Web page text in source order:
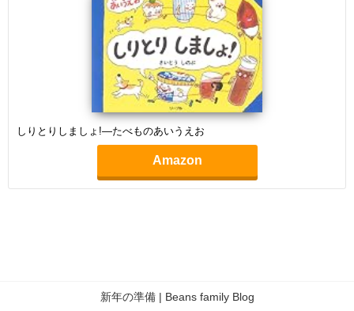
しりとりしましょ!―たべものあいうえお
Amazon
新年の準備 | Beans family Blog